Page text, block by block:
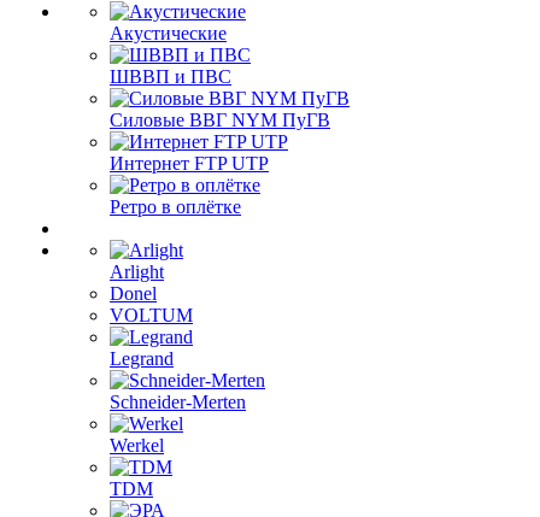
Акустические
ШВВП и ПВС
Силовые ВВГ NYM ПуГВ
Интернет FTP UTP
Ретро в оплётке
Arlight
Donel
VOLTUM
Legrand
Schneider-Merten
Werkel
TDM